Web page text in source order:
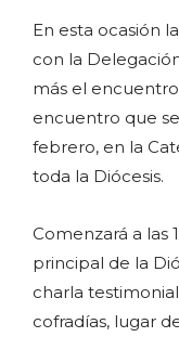
En esta ocasión
con la
más el
encuentro que
febrero, en la
toda la Diócesis.
Comenzará a las
principal de la
charla
cofradías, lugar